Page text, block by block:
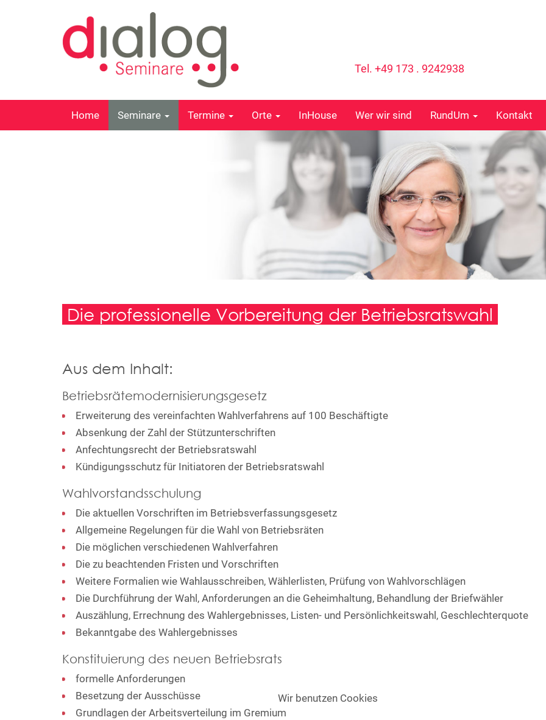
Tel. +49 173 . 9242938
Home Seminare Termine Orte InHouse Wer wir sind RundUm Kontakt
Die professionelle Vorbereitung der Betriebsratswahl
Aus dem Inhalt:
Betriebsrätemodernisierungsgesetz
Erweiterung des vereinfachten Wahlverfahrens auf 100 Beschäftigte
Absenkung der Zahl der Stützunterschriften
Anfechtungsrecht der Betriebsratswahl
Kündigungsschutz für Initiatoren der Betriebsratswahl
Wahlvorstandsschulung
Die aktuellen Vorschriften im Betriebsverfassungsgesetz
Allgemeine Regelungen für die Wahl von Betriebsräten
Die möglichen verschiedenen Wahlverfahren
Die zu beachtenden Fristen und Vorschriften
Weitere Formalien wie Wahlausschreiben, Wählerlisten, Prüfung von Wahlvorschlägen
Die Durchführung der Wahl, Anforderungen an die Geheimhaltung, Behandlung der Briefwähler
Auszählung, Errechnung des Wahlergebnisses, Listen- und Persönlichkeitswahl, Geschlechterquote
Bekanntgabe des Wahlergebnisses
Konstituierung des neuen Betriebsrats
formelle Anforderungen
Besetzung der Ausschüsse
Grundlagen der Arbeitsverteilung im Gremium
Wir benutzen Cookies